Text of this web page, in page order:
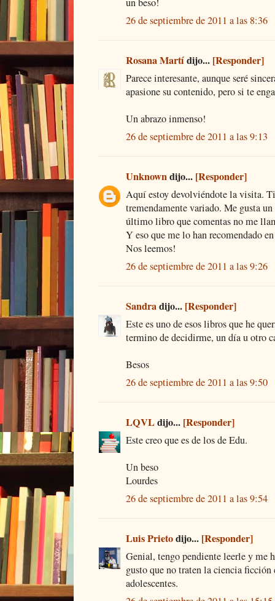
26 de septiembre de 2011 a las 8:36
Rosana Martídijo... [Responder]
Parece interesante, aunque seré
apasione su contenido, pero si te
Un abrazo inmenso!
26 de septiembre de 2011 a las 9:13
Unknowndijo... [Responder]
Aquí estoy devolviéndote la visita.
tremendamente variado. Me gusta
último libro que comentas no me
Y eso que me lo han recomendado
Nos leemos!
26 de septiembre de 2011 a las 9:26
Sandradijo... [Responder]
Este es uno de esos libros que he
termino de decidirme, un día u otro
Besos
26 de septiembre de 2011 a las 9:50
LQVLdijo... [Responder]
Este creo que es de los de Edu.
Un beso
Lourdes
26 de septiembre de 2011 a las 9:54
Luis Prietodijo... [Responder]
Genial, tengo pendiente leerle y me
gusto que no traten la ciencia
adolescentes.